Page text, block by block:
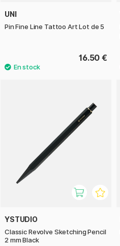
UNI
Pin Fine Line Tattoo Art Lot de 5
16.50 €
YSTUDIO
Classic Revolve Sketching Pencil
2 mm Black